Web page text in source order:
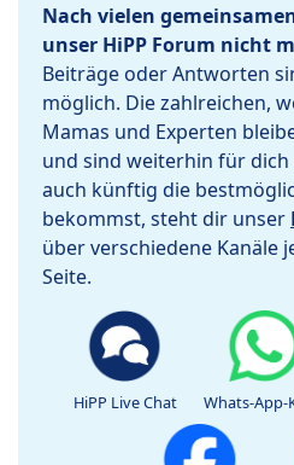
Nach vielen
unser HiPP Forum nicht
Beiträge oder Antworten
möglich. Die zahlreichen,
Mamas und Experten
und sind weiterhin für
auch künftig die
bekommst, steht dir unser
über verschiedene Kanäle
Seite.
HiPP Live Chat Whats-App-